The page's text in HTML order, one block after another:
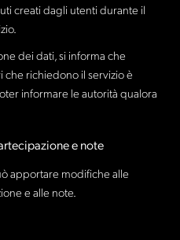
creati dagli utenti durante il
dei dati, si informa che
che richiedono il servizio è
informare le autorità qualora
e note
apportare modifiche alle
e alle note.